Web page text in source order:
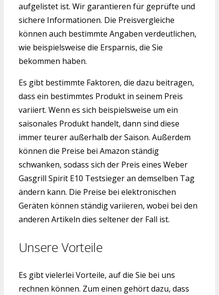
aufgelistet ist. Wir garantieren für geprüfte und
sichere Informationen. Die Preisvergleiche
können auch bestimmte Angaben verdeutlichen,
wie beispielsweise die Ersparnis, die Sie
bekommen haben.
Es gibt bestimmte Faktoren, die dazu beitragen,
dass ein bestimmtes Produkt in seinem Preis
variiert. Wenn es sich beispielsweise um ein
saisonales Produkt handelt, dann sind diese
immer teurer außerhalb der Saison. Außerdem
können die Preise bei Amazon ständig
schwanken, sodass sich der Preis eines Weber
Gasgrill Spirit E10 Testsieger an demselben Tag
ändern kann. Die Preise bei elektronischen
Geräten können ständig variieren, wobei bei den
anderen Artikeln dies seltener der Fall ist.
Unsere Vorteile
Es gibt vielerlei Vorteile, auf die Sie bei uns
rechnen können. Zum einen gehört dazu, dass